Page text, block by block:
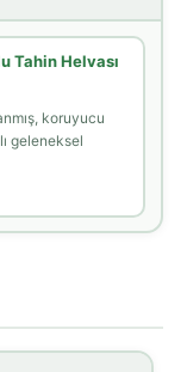
Tahin Helvası
koruyucu
geleneksel